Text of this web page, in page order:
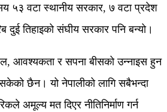
५३ वटा स्थानीय सरकार, ७ वटा प्रदेश
दुई तिहाइको संघीय सरकार पनि बन्यो।
आवश्यकता र सपना बीसको उन्नाइस हुन
छैन। यो नेपालीको लागि सबैभन्दा
अमूल्य मत दिएर नीतिनिर्माण गर्न